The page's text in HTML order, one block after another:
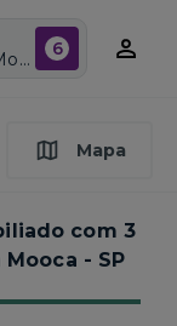
Individual ou Casal, 3+ Quartos, Mooca, Vagas de garagem: Sim, Não mobiliado, Piscina 6
Mapa
com 3
Mooca - SP